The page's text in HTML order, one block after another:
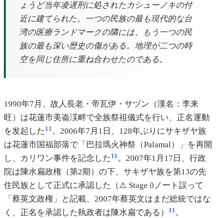
ょうど当年凌遅刑に処されたカシューノキの付
近に建てられた。一つの民族の最も現代的な台
湾の医療ランドマークの隣には、もう一つの民
族の最も深い歴史の傷がある。地理が二つの時
空を同じ住所に重ね合わせたのである。
1990年7月、故人長老・帝瓦伊・サヅン（漢名：李来
旺）は花蓮市美崙渓畔で全族祭祖儀式を行い、正名運動
を发起した 11 。2006年7月1日、128年ぶりにサキザヤ族
は花蓮市国福部落で「巴拉瑪火神祭（Palamal）」を再開
し、カリワン事件を記念した 11 。2007年1月17日、行政
院は陳水扁政権（第2期）の下、サキザヤ族を第13の先
住民族として正式に承認した（⚠️ Stage 0ノート誤って
「蔡英文政権」と記載、2007年蔡英文はまだ総統ではな
く、正名を承認した執政者は陳水扁である）
11 。